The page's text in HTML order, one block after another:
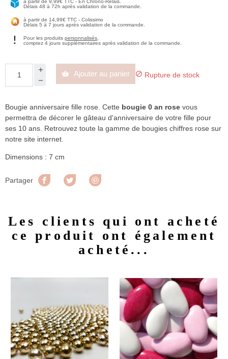
Délais 48 à 72h après validation de la commande.
à partir de 14,99€ TTC - Colissimo
Délais 5 à 7 jours après validation de la commande.
Pour les produits personnalisés
comptez 4 jours supplémentaires après validation de la commande.
 Ajouter au panier  Rupture de stock
Bougie anniversaire fille rose. Cette bougie 0 an rose vous
permettra de décorer le gâteau d'anniversaire de votre fille pour
ses 10 ans. Retrouvez toute la gamme de bougies chiffres rose sur
notre site internet.
Dimensions : 7 cm
Partager Partager Tweet
Les clients qui ont acheté
ce produit ont également
acheté...